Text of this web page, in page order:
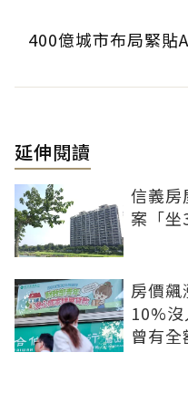
400億城市布局緊
延伸閱讀
信義房
案「坐
房價
10%
曾有全